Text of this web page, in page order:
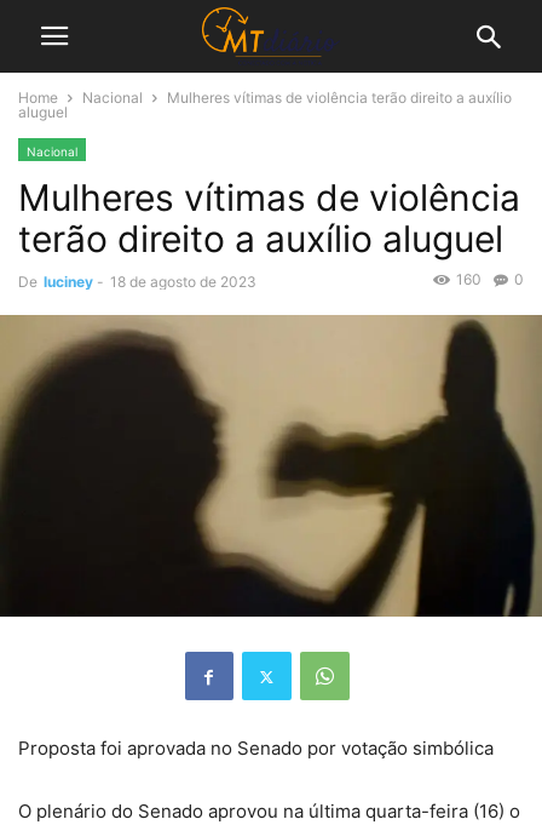
Home Nacional
Mulheres vítimas de violência terão direito a auxílio
aluguel
Nacional
Mulheres vítimas de violência
terão direito a auxílio aluguel
De luciney - 18 de agosto de 2023 0
160
Proposta foi aprovada no Senado por votação simbólica
O plenário do Senado aprovou na última quarta-feira (16) o